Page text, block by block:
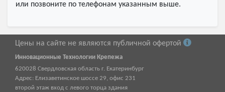
или позвоните по телефонам указанным выше.
Цены на сайте не являются публичной офертой
Инновационные Технологии Крепежа
620028 Свердловская область г. Екатеринбург
Адрес: Елизаветинское шоссе 29, офис 231
второй этаж вход с левого торца здания